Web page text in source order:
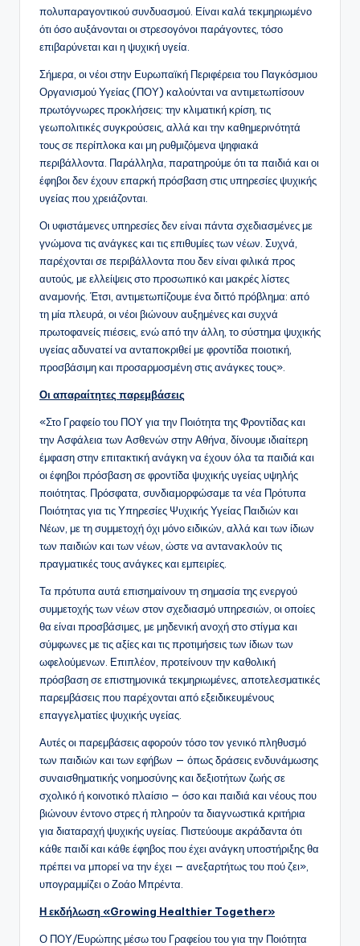
πολυπαραγοντικού συνδυασμού. Είναι καλά τεκμηριωμένο
ότι όσο αυξάνονται οι στρεσογόνοι παράγοντες, τόσο
επιβαρύνεται και η ψυχική υγεία.
Σήμερα, οι νέοι στην Ευρωπαϊκή Περιφέρεια του Παγκόσμιου
Οργανισμού Υγείας (ΠΟΥ) καλούνται να αντιμετωπίσουν
πρωτόγνωρες προκλήσεις: την κλιματική κρίση, τις
γεωπολιτικές συγκρούσεις, αλλά και την καθημερινότητά
τους σε περίπλοκα και μη ρυθμιζόμενα ψηφιακά
περιβάλλοντα. Παράλληλα, παρατηρούμε ότι τα παιδιά και οι
έφηβοι δεν έχουν επαρκή πρόσβαση στις υπηρεσίες ψυχικής
υγείας που χρειάζονται.
Οι υφιστάμενες υπηρεσίες δεν είναι πάντα σχεδιασμένες με
γνώμονα τις ανάγκες και τις επιθυμίες των νέων. Συχνά,
παρέχονται σε περιβάλλοντα που δεν είναι φιλικά προς
αυτούς, με ελλείψεις στο προσωπικό και μακρές λίστες
αναμονής. Έτσι, αντιμετωπίζουμε ένα διττό πρόβλημα: από
τη μία πλευρά, οι νέοι βιώνουν αυξημένες και συχνά
πρωτοφανείς πιέσεις, ενώ από την άλλη, το σύστημα ψυχικής
υγείας αδυνατεί να ανταποκριθεί με φροντίδα ποιοτική,
προσβάσιμη και προσαρμοσμένη στις ανάγκες τους».
Οι απαραίτητες παρεμβάσεις
«Στο Γραφείο του ΠΟΥ για την Ποιότητα της Φροντίδας και
την Ασφάλεια των Ασθενών στην Αθήνα, δίνουμε ιδιαίτερη
έμφαση στην επιτακτική ανάγκη να έχουν όλα τα παιδιά και
οι έφηβοι πρόσβαση σε φροντίδα ψυχικής υγείας υψηλής
ποιότητας. Πρόσφατα, συνδιαμορφώσαμε τα νέα Πρότυπα
Ποιότητας για τις Υπηρεσίες Ψυχικής Υγείας Παιδιών και
Νέων, με τη συμμετοχή όχι μόνο ειδικών, αλλά και των ίδιων
των παιδιών και των νέων, ώστε να αντανακλούν τις
πραγματικές τους ανάγκες και εμπειρίες.
Τα πρότυπα αυτά επισημαίνουν τη σημασία της ενεργού
συμμετοχής των νέων στον σχεδιασμό υπηρεσιών, οι οποίες
θα είναι προσβάσιμες, με μηδενική ανοχή στο στίγμα και
σύμφωνες με τις αξίες και τις προτιμήσεις των ίδιων των
ωφελούμενων. Επιπλέον, προτείνουν την καθολική
πρόσβαση σε επιστημονικά τεκμηριωμένες, αποτελεσματικές
παρεμβάσεις που παρέχονται από εξειδικευμένους
επαγγελματίες ψυχικής υγείας.
Αυτές οι παρεμβάσεις αφορούν τόσο τον γενικό πληθυσμό
των παιδιών και των εφήβων — όπως δράσεις ενδυνάμωσης
συναισθηματικής νοημοσύνης και δεξιοτήτων ζωής σε
σχολικό ή κοινοτικό πλαίσιο — όσο και παιδιά και νέους που
βιώνουν έντονο στρες ή πληρούν τα διαγνωστικά κριτήρια
για διαταραχή ψυχικής υγείας. Πιστεύουμε ακράδαντα ότι
κάθε παιδί και κάθε έφηβος που έχει ανάγκη υποστήριξης θα
πρέπει να μπορεί να την έχει — ανεξαρτήτως του πού ζει»,
υπογραμμίζει ο Ζοάο Μπρέντα.
Η εκδήλωση «Growing Healthier Together»
Ο ΠΟΥ/Ευρώπης μέσω του Γραφείου του για την Ποιότητα